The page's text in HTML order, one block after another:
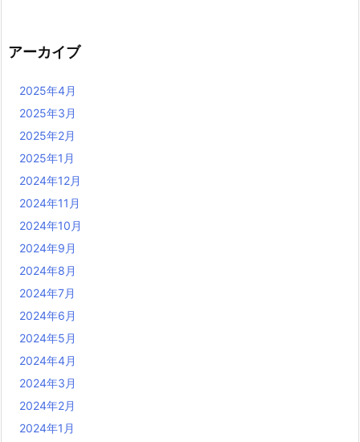
アーカイブ
2025年4月
2025年3月
2025年2月
2025年1月
2024年12月
2024年11月
2024年10月
2024年9月
2024年8月
2024年7月
2024年6月
2024年5月
2024年4月
2024年3月
2024年2月
2024年1月